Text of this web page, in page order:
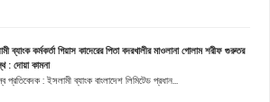
ব্যাংক কর্মকর্তা গিয়াস কাদেরের পিতা বদরখালীর মাওলানা গোলাম শরীফ গুরুতর
: দোয়া কামনা
প্রতিবেদক : ইসলামী ব্যাংক বাংলাদেশ লিমিটেড প্রধান...